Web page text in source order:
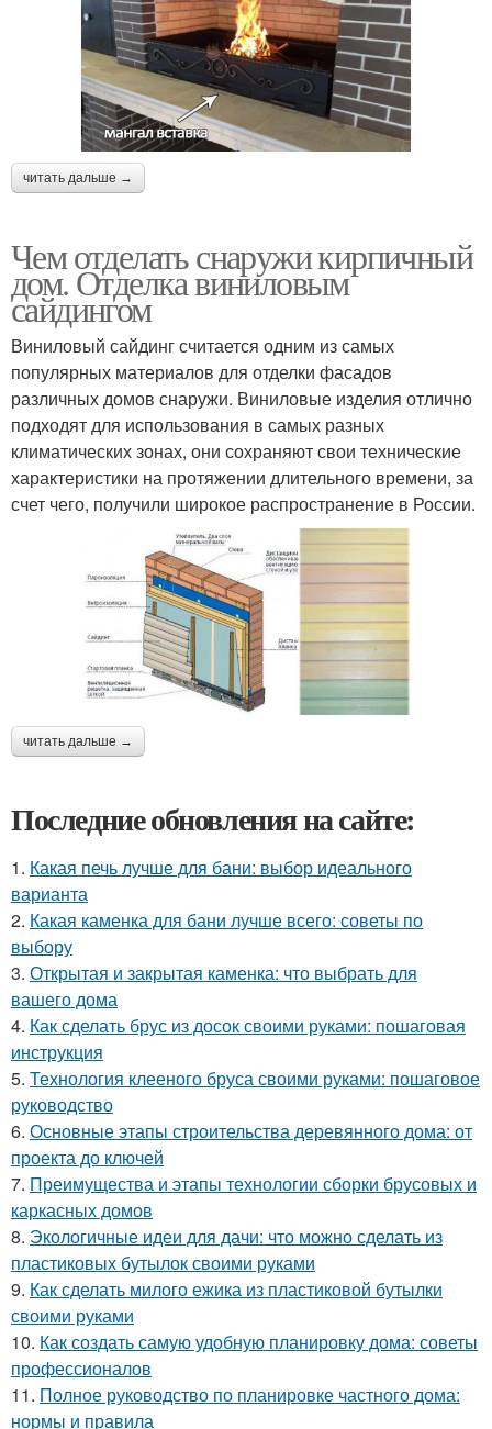
читать дальше →
Чем отделать снаружи кирпичный
дом. Отделка виниловым
сайдингом
Виниловый сайдинг считается одним из самых
популярных материалов для отделки фасадов
различных домов снаружи. Виниловые изделия отлично
подходят для использования в самых разных
климатических зонах, они сохраняют свои технические
характеристики на протяжении длительного времени, за
счет чего, получили широкое распространение в России.
читать дальше →
Последние обновления на сайте:
1. Какая печь лучше для бани: выбор идеального
варианта
2. Какая каменка для бани лучше всего: советы по
выбору
3. Открытая и закрытая каменка: что выбрать для
вашего дома
4. Как сделать брус из досок своими руками: пошаговая
инструкция
5. Технология клееного бруса своими руками: пошаговое
руководство
6. Основные этапы строительства деревянного дома: от
проекта до ключей
7. Преимущества и этапы технологии сборки брусовых и
каркасных домов
8. Экологичные идеи для дачи: что можно сделать из
пластиковых бутылок своими руками
9. Как сделать милого ежика из пластиковой бутылки
своими руками
10. Как создать самую удобную планировку дома: советы
профессионалов
11. Полное руководство по планировке частного дома:
нормы и правила